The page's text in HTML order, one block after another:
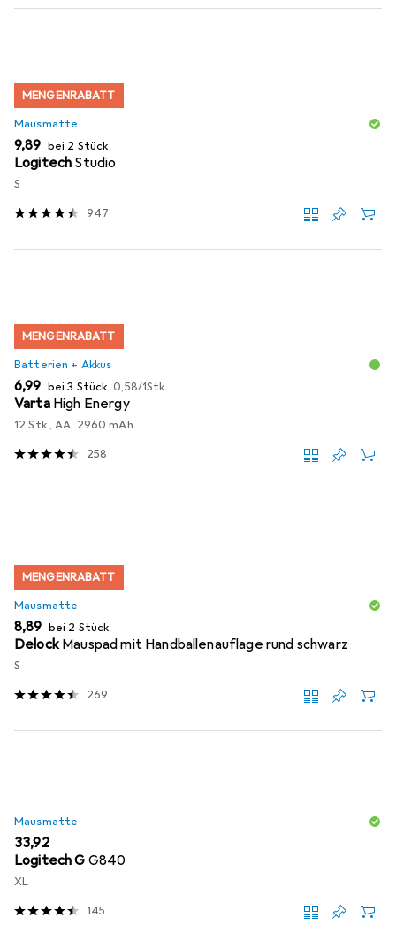
MENGENRABATT
Mausmatte
EUR
9,89 bei 2 Stück
Logitech Studio
S
947
MENGENRABATT
Batterien + Akkus
EUR
6,99 bei 3 Stück EUR
0,58/1Stk.
Varta High Energy
12 Stk., AA, 2960 mAh
258
MENGENRABATT
Mausmatte
EUR
8,89 bei 2 Stück
Delock Mauspad mit Handballenauflage rund schwarz
S
269
Mausmatte
EUR
33,92
Logitech G G840
XL
145